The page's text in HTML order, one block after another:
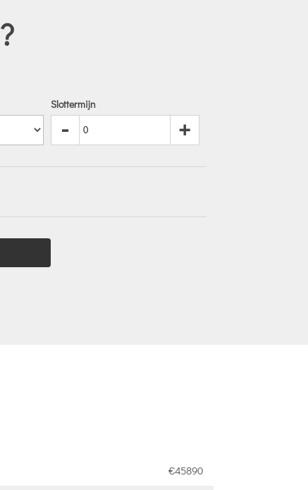
Slottermijn
- +
€45890